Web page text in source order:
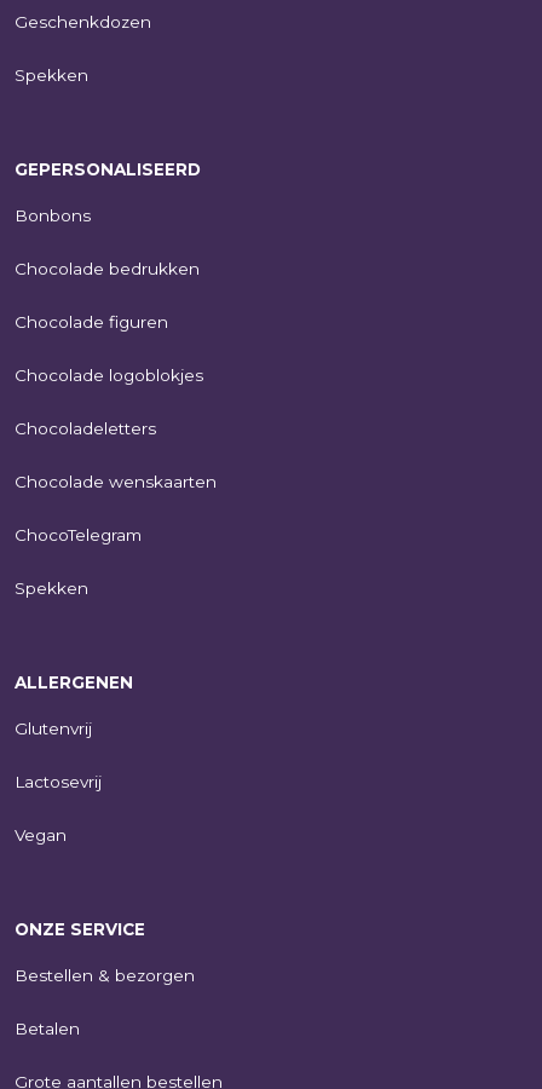
Geschenkdozen
Spekken
GEPERSONALISEERD
Bonbons
Chocolade bedrukken
Chocolade figuren
Chocolade logoblokjes
Chocoladeletters
Chocolade wenskaarten
ChocoTelegram
Spekken
ALLERGENEN
Glutenvrij
Lactosevrij
Vegan
ONZE SERVICE
Bestellen & bezorgen
Betalen
Grote aantallen bestellen